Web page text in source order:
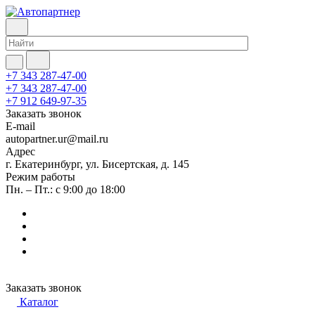
+7 343 287-47-00
+7 343 287-47-00
+7 912 649-97-35
Заказать звонок
E-mail
autopartner.ur@mail.ru
Адрес
г. Екатеринбург, ул. Бисертская, д. 145
Режим работы
Пн. – Пт.: с 9:00 до 18:00
Заказать звонок
Каталог